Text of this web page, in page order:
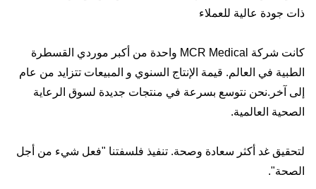
ذات جودة عالية للعملاء
كانت شركة MCR Medical واحدة من أكبر موردي القسطرة
الطبية في العالم. قيمة الإنتاج السنوي و المبيعات تتزايد من عام
إلى آخر.نحن نتوسع بسرعة في منتجات جديدة لسوق الرعاية
الصحية العالمية.
لتحقيق غد أكثر سعادة وصحة. تنفيذ فلسفتنا "فعل شيء من أجل
الصحة".